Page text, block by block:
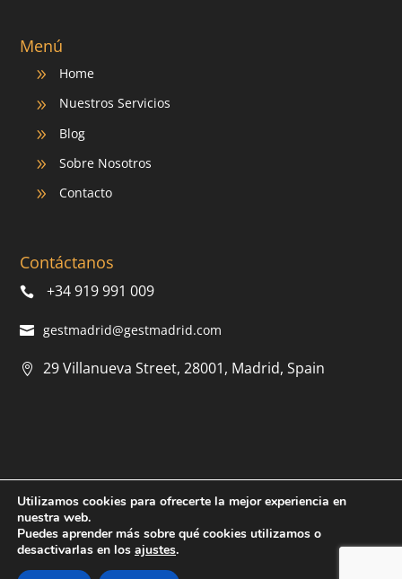
Menú
9 Home
9 Nuestros Servicios
9 Blog
9 Sobre Nosotros
9 Contacto
Contáctanos
+34 919 991 009
gestmadrid@gestmadrid.com
29 Villanueva Street, 28001, Madrid, Spain
© 2022 AMS.Política de privacidad|Política de cookies
Aviso legal
| Diseñado por RunnA Digital
Utilizamos cookies para ofrecerte la mejor experiencia en
nuestra web.
Puedes aprender más sobre qué cookies utilizamos o
desactivarlas en los ajustes.